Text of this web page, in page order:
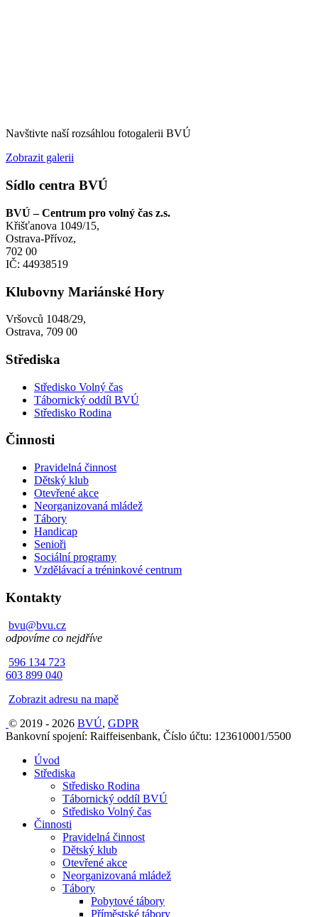
Navštivte naší rozsáhlou fotogalerii BVÚ
Zobrazit galerii
Sídlo centra BVÚ
BVÚ – Centrum pro volný čas z.s.
Křišťanova 1049/15,
Ostrava-Přívoz,
702 00
IČ: 44938519
Klubovny Mariánské Hory
Vršovců 1048/29,
Ostrava, 709 00
Střediska
Středisko Volný čas
Tábornický oddíl BVÚ
Středisko Rodina
Činnosti
Pravidelná činnost
Dětský klub
Otevřené akce
Neorganizovaná mládež
Tábory
Handicap
Senioři
Sociální programy
Vzdělávací a tréninkové centrum
Kontakty
bvu@bvu.cz
odpovíme co nejdříve
596 134 723
603 899 040
Zobrazit adresu na mapě
© 2019 - 2026 BVÚ, GDPR
Bankovní spojení: Raiffeisenbank, Číslo účtu: 123610001/5500
Úvod
Střediska
Středisko Rodina
Tábornický oddíl BVÚ
Středisko Volný čas
Činnosti
Pravidelná činnost
Dětský klub
Otevřené akce
Neorganizovaná mládež
Tábory
Pobytové tábory
Příměstské tábory